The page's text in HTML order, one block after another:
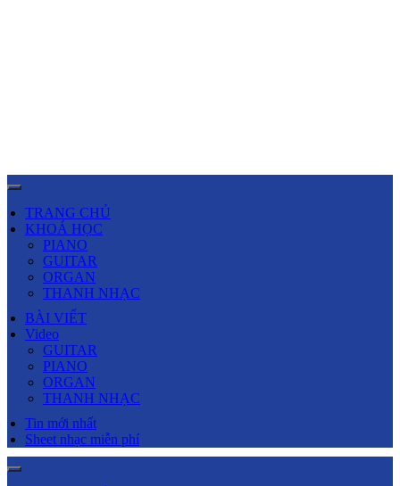
TRANG CHỦ
KHOÁ HỌC
PIANO
GUITAR
ORGAN
THANH NHẠC
BÀI VIẾT
Video
GUITAR
PIANO
ORGAN
THANH NHẠC
Tin mới nhất
Sheet nhạc miễn phí